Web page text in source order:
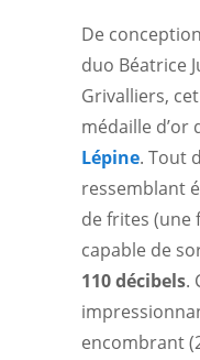
De
duo Béatrice
Grivalliers,
médaille d’or
Lépine. Tout
ressemblant
de frites (une
capable de
110 décibels.
encombrant